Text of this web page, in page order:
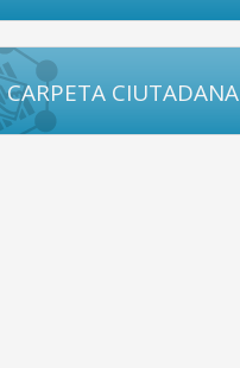
CARPETA CIUTADANA